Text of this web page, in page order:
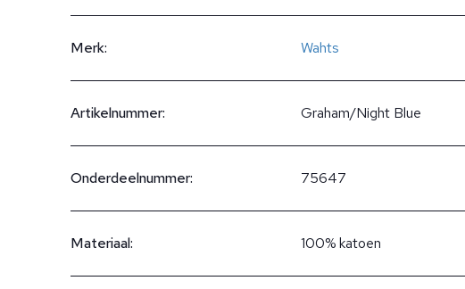
Merk: Wahts
Artikelnummer: Graham/Night Blue
Onderdeelnummer: 75647
Materiaal: 100% katoen